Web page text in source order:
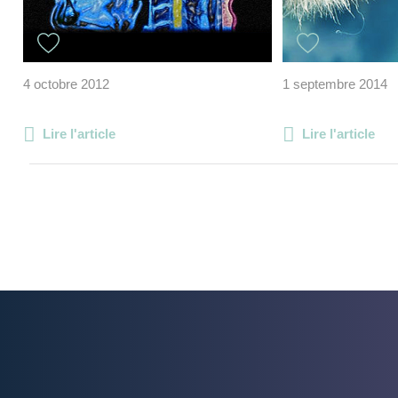
4 octobre 2012
Lire l'article
1 septembre 2014
Lire l'article